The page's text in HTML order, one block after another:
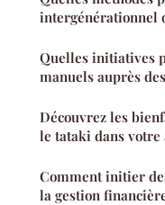
intergénérationnel
Quelles initiatives
manuels auprès
Découvrez les
le tataki dans
Comment initier
la gestion